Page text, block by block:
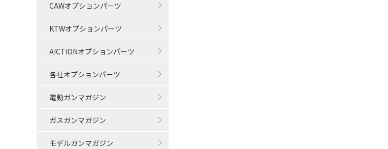
CAWオプションパーツ
KTWオプションパーツ
A!CTIONオプションパーツ
各社オプションパーツ
電動ガンマガジン
ガスガンマガジン
モデルガンマガジン